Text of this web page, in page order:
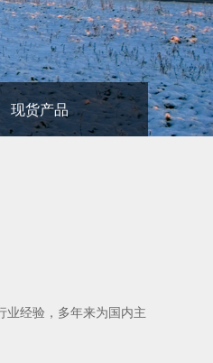
现货产品
业经验，多年来为国内主